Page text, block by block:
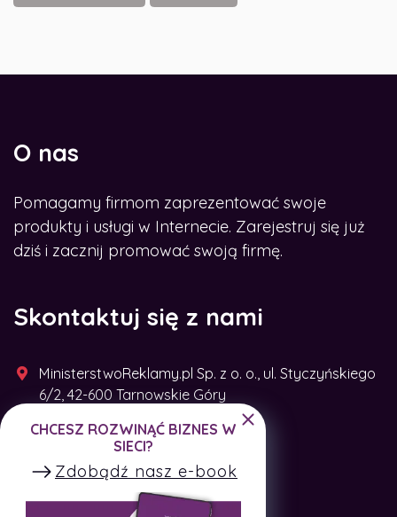
O nas
Pomagamy firmom zaprezentować swoje
produkty i usługi w Internecie. Zarejestruj się już
dziś i zacznij promować swoją firmę.
Skontaktuj się z nami
MinisterstwoReklamy.pl Sp. z o. o., ul. Styczyńskiego
6/2, 42-600 Tarnowskie Góry
+48 791 493 287
CHCESZ ROZWINĄĆ BIZNES W
SIECI?
Zdobądź nasz e-book